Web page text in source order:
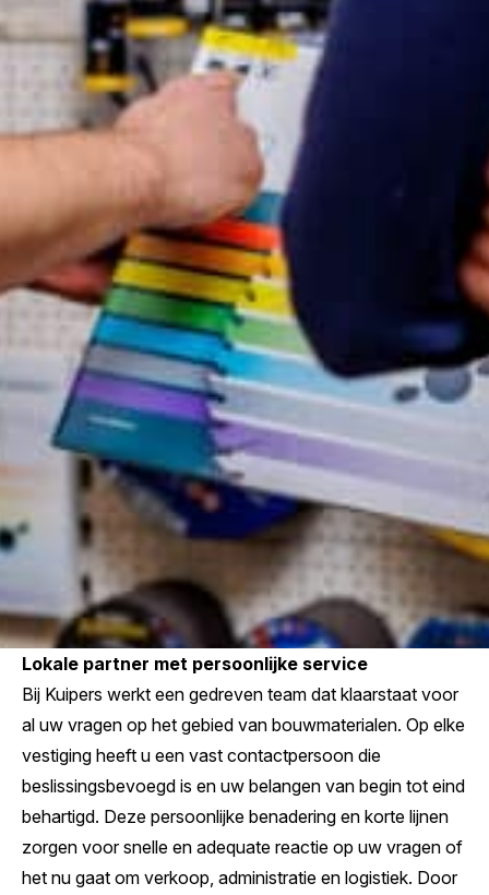
Lokale partner met persoonlijke service
Bij Kuipers werkt een gedreven team dat klaarstaat voor
al uw vragen op het gebied van bouwmaterialen. Op elke
vestiging heeft u een vast contactpersoon die
beslissingsbevoegd is en uw belangen van begin tot eind
behartigd. Deze persoonlijke benadering en korte lijnen
zorgen voor snelle en adequate reactie op uw vragen of
het nu gaat om verkoop, administratie en logistiek. Door